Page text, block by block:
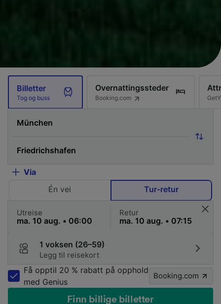
Billetter
Tog og buss
Overnattingssteder
Booking.com
Via
Én vei
Tur-retur
Utreise Retur
1 voksen (26–59)
Legg til reisekort
Få opptil 20 % rabatt på opphold
med Genius
Booking.com
Finn billige billetter